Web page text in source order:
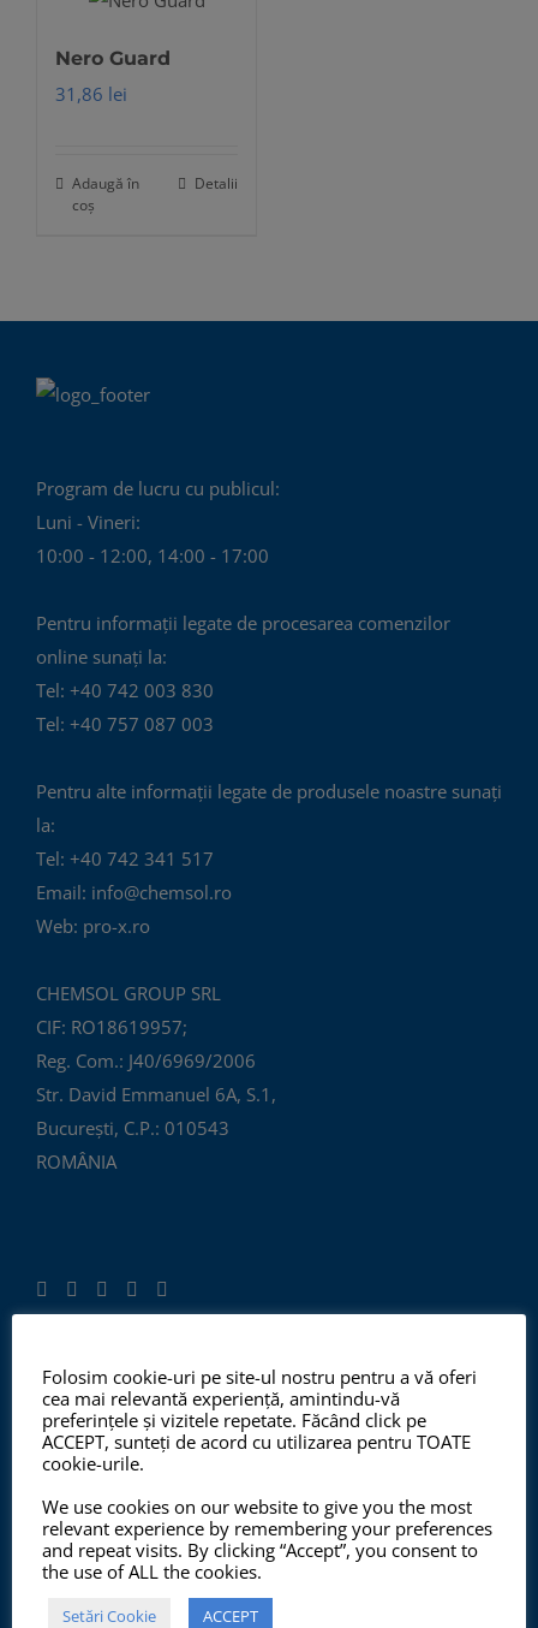
Nero Guard
31,86 lei
Adaugă în
coș
Detalii
Program de lucru cu publicul:
Luni - Vineri:
10:00 - 12:00, 14:00 - 17:00
Pentru informații legate de procesarea comenzilor
online sunați la:
Tel: +40 742 003 830
Tel: +40 757 087 003
Pentru alte informații legate de produsele noastre sunați
la:
Tel: +40 742 341 517
Email: info@chemsol.ro
Web: pro-x.ro
CHEMSOL GROUP SRL
CIF: RO18619957;
Reg. Com.: J40/6969/2006
Str. David Emmanuel 6A, S.1,
București, C.P.: 010543
ROMÂNIA
ISO 9001:2015, ISO 14001:2015
Certificatul Sistemului de Management al Calității
ISO9001:2015 și Certificatul Sistemului de Management
Folosim cookie-uri pe site-ul nostru pentru a vă oferi
cea mai relevantă experiență, amintindu-vă
preferințele și vizitele repetate. Făcând click pe
ACCEPT, sunteți de acord cu utilizarea pentru TOATE
cookie-urile.
We use cookies on our website to give you the most
relevant experience by remembering your preferences
and repeat visits. By clicking “Accept”, you consent to
the use of ALL the cookies.
Setări Cookie ACCEPT